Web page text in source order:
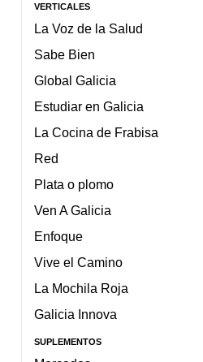
VERTICALES
La Voz de la Salud
Sabe Bien
Global Galicia
Estudiar en Galicia
La Cocina de Frabisa
Red
Plata o plomo
Ven A Galicia
Enfoque
Vive el Camino
La Mochila Roja
Galicia Innova
SUPLEMENTOS